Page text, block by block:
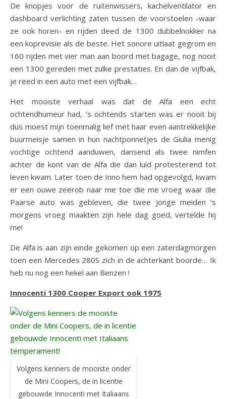
De knopjes voor de ruitenwissers, kachelventilator en
dashboard verlichting zaten tussen de voorstoelen -waar
ze ook horen- en rijden deed de 1300 dubbelnokker na
een koprevisie als de beste. Het sonore uitlaat gegrom en
160 rijden met vier man aan boord met bagage, nog nooit
een 1300 gereden met zulke prestaties. En dan de vijfbak,
je reed in een auto met een vijfbak…
Het mooiste verhaal was dat de Alfa een echt
ochtendhumeur had, ’s ochtends starten was er nooit bij
dus moest mijn toenmalig lief met haar even aantrekkelijke
buurmeisje samen in hun nachtponnetjes de Giulia menig
vochtige ochtend aanduwen, dansend als twee nimfen
achter de kont van de Alfa die dan luid protesterend tot
leven kwam. Later toen de Inno hem had opgevolgd, kwam
er een ouwe zeerob naar me toe die me vroeg waar die
Paarse auto was gebleven, die twee jonge meiden ’s
morgens vroeg maakten zijn hele dag goed, vertelde hij
me!
De Alfa is aan zijn einde gekomen op een zaterdagmorgen
toen een Mercedes 280S zich in de achterkant boorde… Ik
heb nu nog een hekel aan Benzen !
Innocenti 1300 Cooper Export ook 1975
Volgens kenners de mooiste onder
de Mini Coopers, de in licentie
gebouwde Innocenti met Italiaans